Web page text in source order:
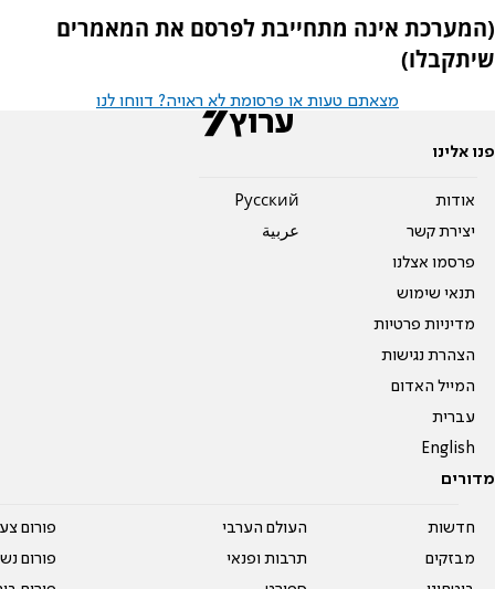
(המערכת אינה מתחייבת לפרסם את המאמרים
שיתקבלו)
מצאתם טעות או פרסומת לא ראויה? דווחו לנו
פנו אלינו
אודות
יצירת קשר
פרסמו אצלנו
תנאי שימוש
מדיניות פרטיות
הצהרת נגישות
המייל האדום
עברית
English
Pусский
عربية
מדורים
חדשות
מבזקים
העולם הערבי
תרבות ופנאי
פורום
פורום